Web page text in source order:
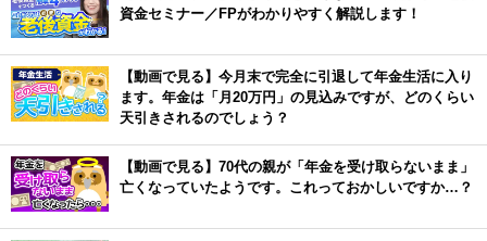
資金セミナー／FPがわかりやすく解説します！
【動画で見る】今月末で完全に引退して年金生活に入り
ます。年金は「月20万円」の見込みですが、どのくらい
天引きされるのでしょう？
【動画で見る】70代の親が「年金を受け取らないまま」
亡くなっていたようです。これっておかしいですか…？